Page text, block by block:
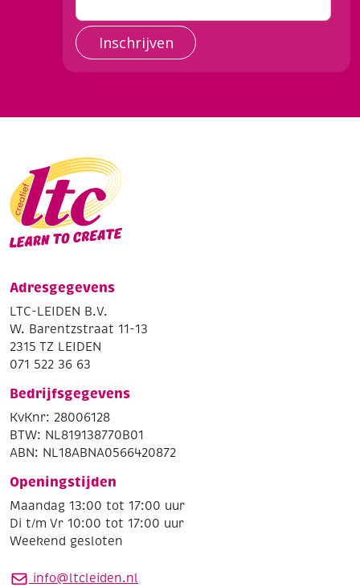
Inschrijven
Adresgegevens
LTC-LEIDEN B.V.
W. Barentzstraat 11-13
2315 TZ LEIDEN
071 522 36 63
Bedrijfsgegevens
KvKnr: 28006128
BTW: NL819138770B01
ABN: NL18ABNA0566420872
Openingstijden
Maandag 13:00 tot 17:00 uur
Di t/m Vr 10:00 tot 17:00 uur
Weekend gesloten
info@ltcleiden.nl